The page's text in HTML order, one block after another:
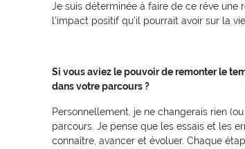
Je suis déterminée à faire de ce rêve une
l'impact positif qu'il pourrait avoir sur la
Si vous aviez le pouvoir de remonter le
dans votre parcours ?
Personnellement, je ne changerais rien
parcours. Je pense que les essais et les
connaître, avancer et évoluer. Chaque